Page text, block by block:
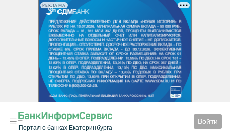
РЕКЛАМА
Портал о банках Екатеринбурга
Войти